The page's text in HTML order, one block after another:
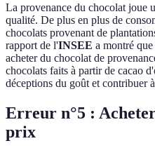
La provenance du chocolat joue
qualité. De plus en plus de
chocolats provenant de
rapport de l'INSEE a montré
acheter du chocolat de
chocolats faits à partir de cacao
déceptions du goût et contribuer
Erreur n°5 :
prix